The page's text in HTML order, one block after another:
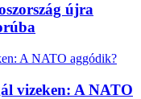
újra
vizeken: A NATO